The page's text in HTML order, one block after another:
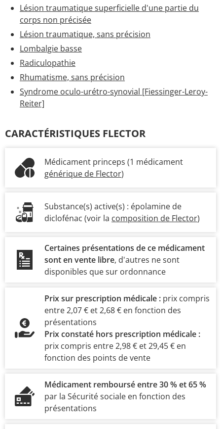
Lésion traumatique superficielle d'une partie du
corps non précisée
Lésion traumatique, sans précision
Lombalgie basse
Radiculopathie
Rhumatisme, sans précision
Syndrome oculo-urétro-synovial [Fiessinger-Leroy-
Reiter]
CARACTÉRISTIQUES FLECTOR
Médicament princeps (1 médicament
générique de Flector)
Substance(s) active(s) : épolamine de
diclofénac (voir la composition de Flector)
Certaines présentations de ce médicament
sont en vente libre, d'autres ne sont
disponibles que sur ordonnance
Prix sur prescription médicale : prix compris
entre 2,07 € et 2,68 € en fonction des
présentations
Prix constaté hors prescription médicale :
prix compris entre 2,98 € et 29,45 € en
fonction des points de vente
Médicament remboursé entre 30 % et 65 %
par la Sécurité sociale en fonction des
présentations